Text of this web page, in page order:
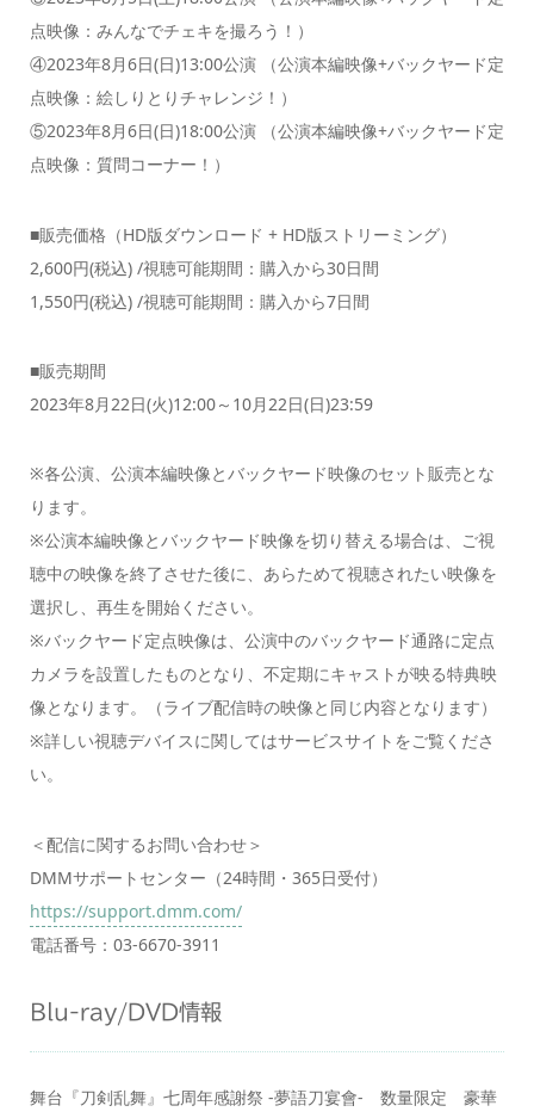
点映像：みんなでチェキを撮ろう！）
④2023年8月6日(日)13:00公演 （公演本編映像+バックヤード定
点映像：絵しりとりチャレンジ！）
⑤2023年8月6日(日)18:00公演 （公演本編映像+バックヤード定
点映像：質問コーナー！）
■販売価格（HD版ダウンロード + HD版ストリーミング）
2,600円(税込) /視聴可能期間：購入から30日間
1,550円(税込) /視聴可能期間：購入から7日間
■販売期間
2023年8月22日(火)12:00～10月22日(日)23:59
※各公演、公演本編映像とバックヤード映像のセット販売とな
ります。
※公演本編映像とバックヤード映像を切り替える場合は、ご視
聴中の映像を終了させた後に、あらためて視聴されたい映像を
選択し、再生を開始ください。
※バックヤード定点映像は、公演中のバックヤード通路に定点
カメラを設置したものとなり、不定期にキャストが映る特典映
像となります。（ライブ配信時の映像と同じ内容となります）
※詳しい視聴デバイスに関してはサービスサイトをご覧くださ
い。
＜配信に関するお問い合わせ＞
DMMサポートセンター（24時間・365日受付）
https://support.dmm.com/
電話番号：03-6670-3911
Blu-ray/DVD情報
舞台『刀剣乱舞』七周年感謝祭 -夢語刀宴會- 数量限定 豪華